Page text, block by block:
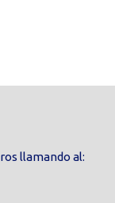
llamando al: